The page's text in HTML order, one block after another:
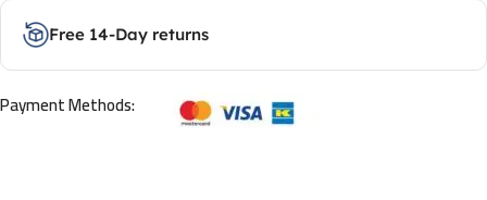
Free 14-Day returns
Payment Methods: